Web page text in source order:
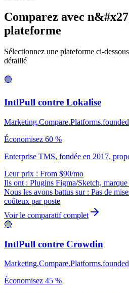
Comparez avec
plateforme
Sélectionnez une plateforme ci-
détaillé
🟢
IntlPull contre Lokalise
Marketing.Compare.Platforms.founded
Économisez 60 %
Enterprise TMS, fondée en 2017,
Leur prix : From $90/mo
Ils ont : Plugins Figma/Sketch,
Nous les avons battus sur : Pas de
coûteux par poste
Voir le comparatif complet
🔵
IntlPull contre Crowdin
Marketing.Compare.Platforms.founded
Économisez 45 %